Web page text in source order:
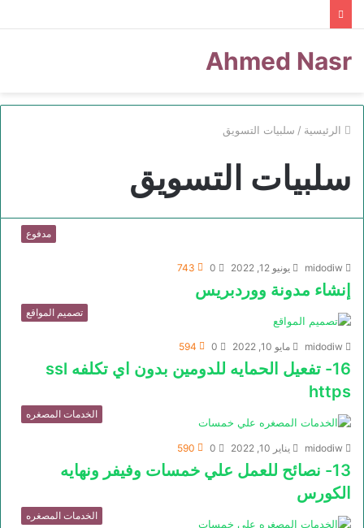
Ahmed Nasr
الرئيسية / سلبيات التسويق
سلبيات التسويق
مدفوع
midodiw يونيو 12, 2022 0
743
إنشاء مدونة ووردبريس
تصميم المواقع
midodiw مايو 10, 2022 0
594
16- تفعيل الحمايه للدومين بدون اي تكلفه ssl
https
الخدمات المصغره
midodiw يناير 10, 2022 0
590
13- نصائح للعمل علي خمسات وفيفر ونهايه
الكورس
الخدمات المصغره